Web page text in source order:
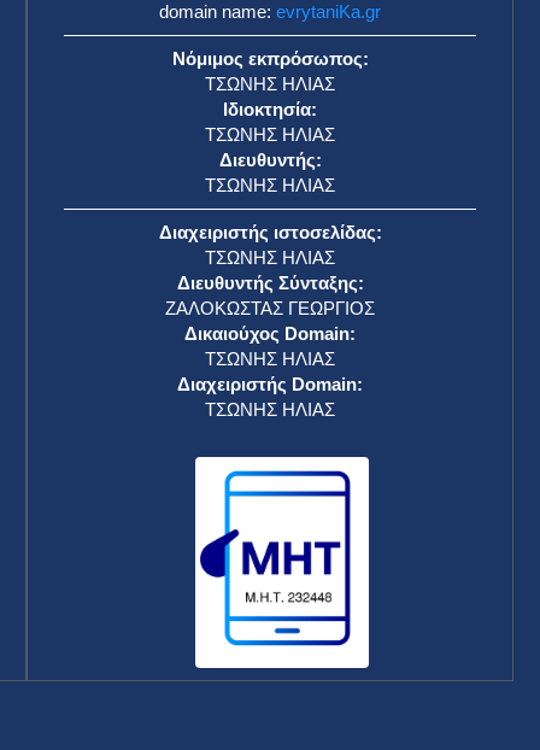
domain name: evrytaniKa.gr
Νόμιμος εκπρόσωπος:
ΤΣΩΝΗΣ ΗΛΙΑΣ
Ιδιοκτησία:
ΤΣΩΝΗΣ ΗΛΙΑΣ
Διευθυντής:
ΤΣΩΝΗΣ ΗΛΙΑΣ
Διαχειριστής ιστοσελίδας:
ΤΣΩΝΗΣ ΗΛΙΑΣ
Διευθυντής Σύνταξης:
ΖΑΛΟΚΩΣΤΑΣ ΓΕΩΡΓΙΟΣ
Δικαιούχος Domain:
ΤΣΩΝΗΣ ΗΛΙΑΣ
Διαχειριστής Domain:
ΤΣΩΝΗΣ ΗΛΙΑΣ